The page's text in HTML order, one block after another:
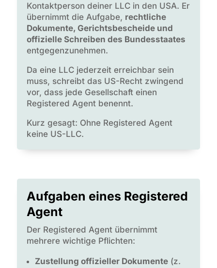
Kontaktperson deiner LLC in den USA. Er
übernimmt die Aufgabe, rechtliche
Dokumente, Gerichtsbescheide und
offizielle Schreiben des Bundesstaates
entgegenzunehmen.
Da eine LLC jederzeit erreichbar sein
muss, schreibt das US-Recht zwingend
vor, dass jede Gesellschaft einen
Registered Agent benennt.
Kurz gesagt: Ohne Registered Agent
keine US-LLC.
Aufgaben eines Registered
Agent
Der Registered Agent übernimmt
mehrere wichtige Pflichten:
Zustellung offizieller Dokumente(z.